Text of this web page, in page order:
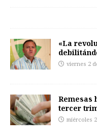
«La
viernes 2
Remesas
tercer
miércoles